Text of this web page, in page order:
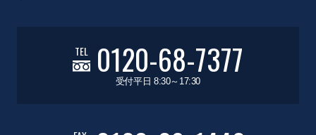
TEL 0120-68-7377
受付平日 8:30～17:30